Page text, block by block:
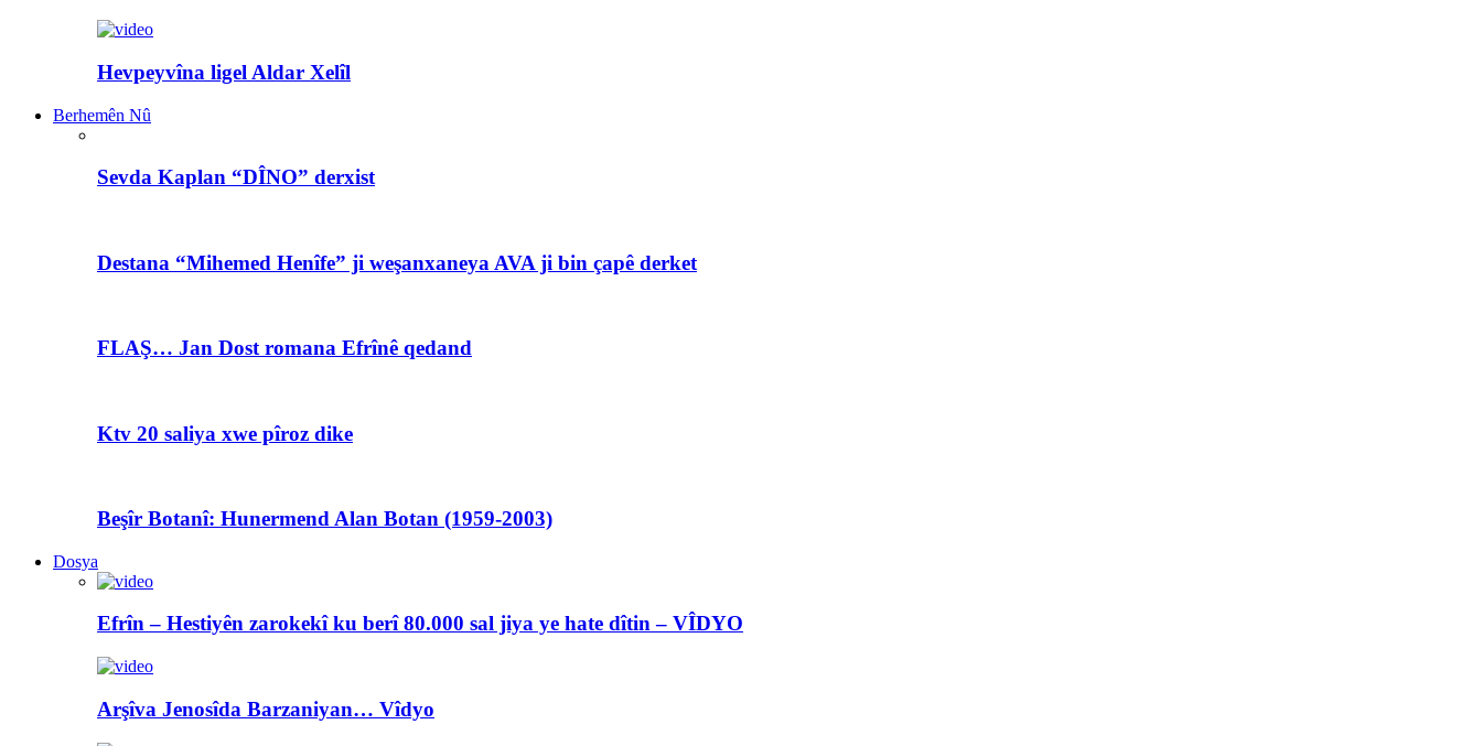
Hevpeyvîna ligel Aldar Xelîl
Berhemên Nû
Sevda Kaplan “DÎNO” derxist
Destana “Mihemed Henîfe” ji weşanxaneya AVA ji bin çapê derket
FLAŞ… Jan Dost romana Efrînê qedand
Ktv 20 saliya xwe pîroz dike
Beşîr Botanî: Hunermend Alan Botan (1959-2003)
Dosya
Efrîn – Hestiyên zarokekî ku berî 80.000 sal jiya ye hate dîtin – VÎDYO
Arşîva Jenosîda Barzaniyan… Vîdyo